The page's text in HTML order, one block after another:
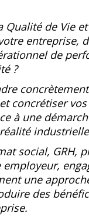
Qualité de Vie
entreprise,
de
?
concrétiser
à une
social, GRH,
une
des